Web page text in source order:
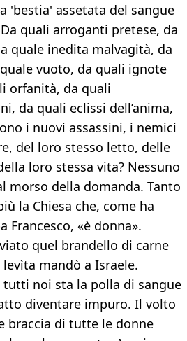
'bestia' assetata del sangue
quali arroganti pretese, da
quale inedita malvagità, da
vuoto, da quali ignote
orfanità, da quali
da quali eclissi dell’anima,
i nuovi assassini, i nemici
del loro stesso letto, delle
loro stessa vita? Nessuno
morso della domanda. Tanto
la Chiesa che, come ha
Francesco, «è donna».
quel brandello di carne
mandò a Israele.
noi sta la polla di sangue
diventare impuro. Il volto
braccia di tutte le donne